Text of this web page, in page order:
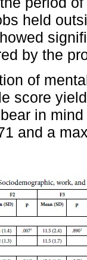
held
by the
of
score
in
and a